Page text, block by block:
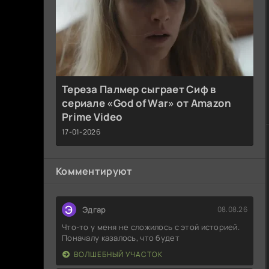
Тереза Палмер сыграет Сиф в
сериале «God of War» от Amazon
Prime Video
17-01-2026
Комментируют
Э Эдгар 08.08.26
Что-то у меня не сложилось с этой историей.
Поначалу казалось, что будет
ВОЛШЕБНЫЙ УЧАСТОК